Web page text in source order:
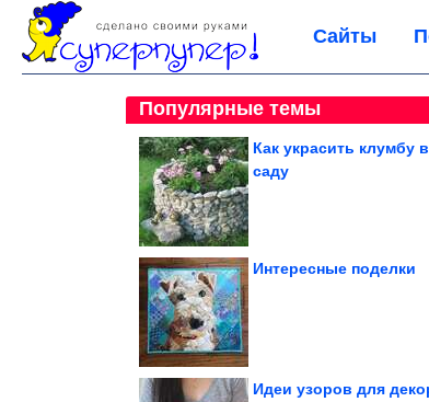
Сайты
Популярные темы
Как украсить клумбу в
саду
Интересные поделки
Идеи узоров для